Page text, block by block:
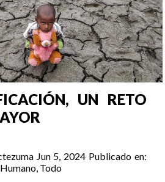
UN RETO
Jun 5, 2024 Publicado en:
, Todo